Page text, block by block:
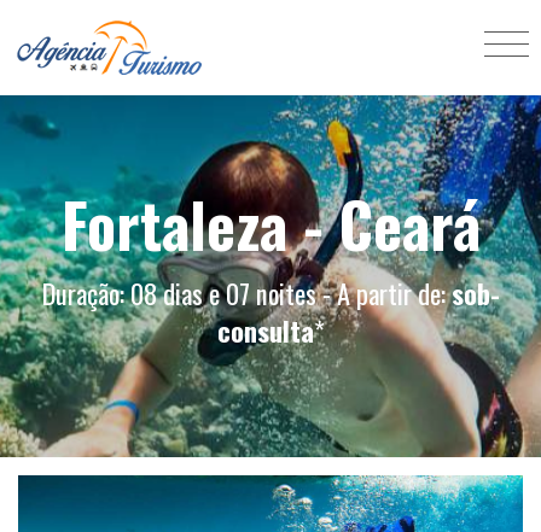
Fortaleza - Ceará
Duração: 08 dias e 07 noites - A partir de:sob-
consulta*